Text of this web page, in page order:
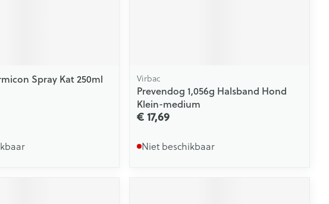
Spray Kat 250ml Virbac
Prevendog 1,056g Halsband Hond
Klein-medium
€ 17,69
Niet beschikbaar